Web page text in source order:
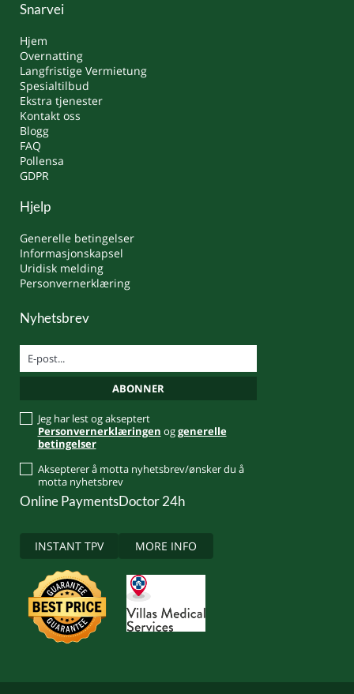
Snarvei
Hjem
Overnatting
Langfristige Vermietung
Spesialtilbud
Ekstra tjenester
Kontakt oss
Blogg
FAQ
Pollensa
GDPR
Hjelp
Generelle betingelser
Informasjonskapsel
Uridisk melding
Personvernerklæring
Nyhetsbrev
Jeg har lest og akseptert
Personvernerklæringen oggenerelle
betingelser
Aksepterer å motta nyhetsbrev/ønsker du å
motta nyhetsbrev
Online Payments
INSTANT TPV
Doctor 24h
MORE INFO